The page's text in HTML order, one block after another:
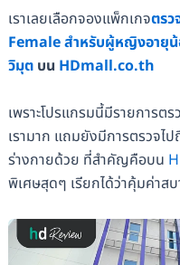
เราเลยเลือกจองแพ็กเกจตรว
Female สำหรับผู้หญิงอายุน้
วิมุตบน HDmall.co.th
เพราะโปรแกรมนี้มีรายการ
เรามาก แถมยังมีการตรวจไ
ร่างกายด้วย ที่สำคัญคือบน
พิเศษสุดๆ เรียกได้ว่าคุ้มค่าสบ